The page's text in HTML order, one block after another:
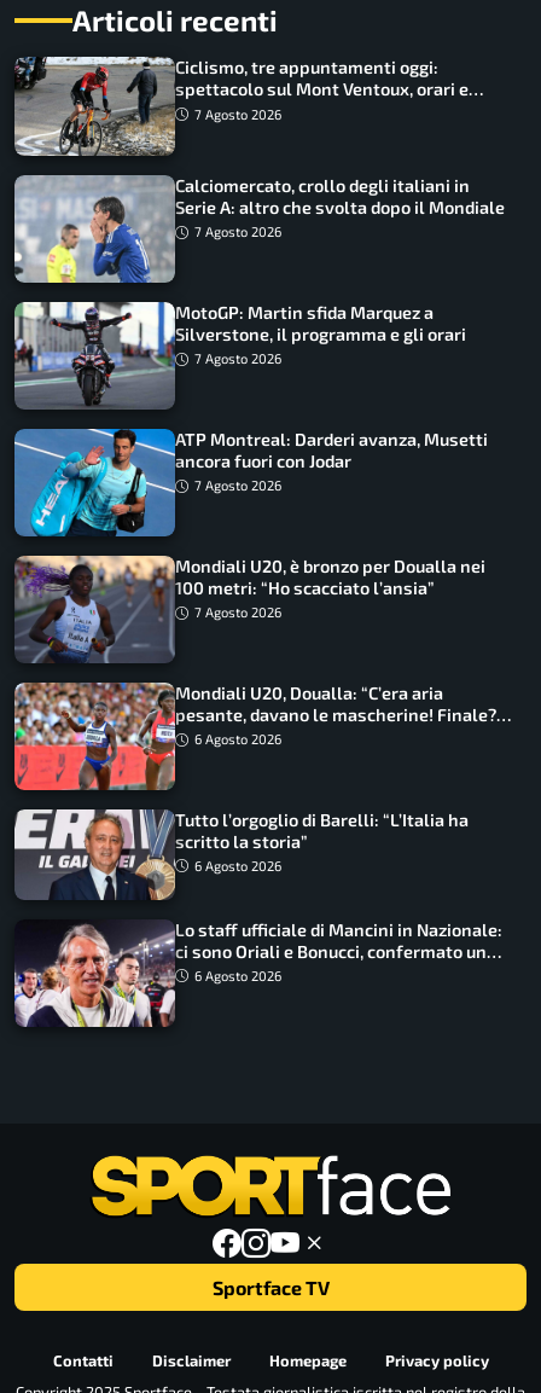
Articoli recenti
Ciclismo, tre appuntamenti oggi:
spettacolo sul Mont Ventoux, orari e
come vederli
7 Agosto 2026
Calciomercato, crollo degli italiani in
Serie A: altro che svolta dopo il Mondiale
7 Agosto 2026
MotoGP: Martin sfida Marquez a
Silverstone, il programma e gli orari
7 Agosto 2026
ATP Montreal: Darderi avanza, Musetti
ancora fuori con Jodar
7 Agosto 2026
Mondiali U20, è bronzo per Doualla nei
100 metri: “Ho scacciato l’ansia”
7 Agosto 2026
Mondiali U20, Doualla: “C’era aria
pesante, davano le mascherine! Finale?
Non ho nulla da perdere”
6 Agosto 2026
Tutto l’orgoglio di Barelli: “L’Italia ha
scritto la storia”
6 Agosto 2026
Lo staff ufficiale di Mancini in Nazionale:
ci sono Oriali e Bonucci, confermato un
ritorno
6 Agosto 2026
Sportface TV
Contatti Disclaimer Homepage
Privacy policy